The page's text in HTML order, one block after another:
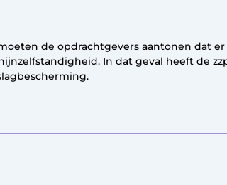
de opdrachtgevers aantonen dat
In dat geval heeft de